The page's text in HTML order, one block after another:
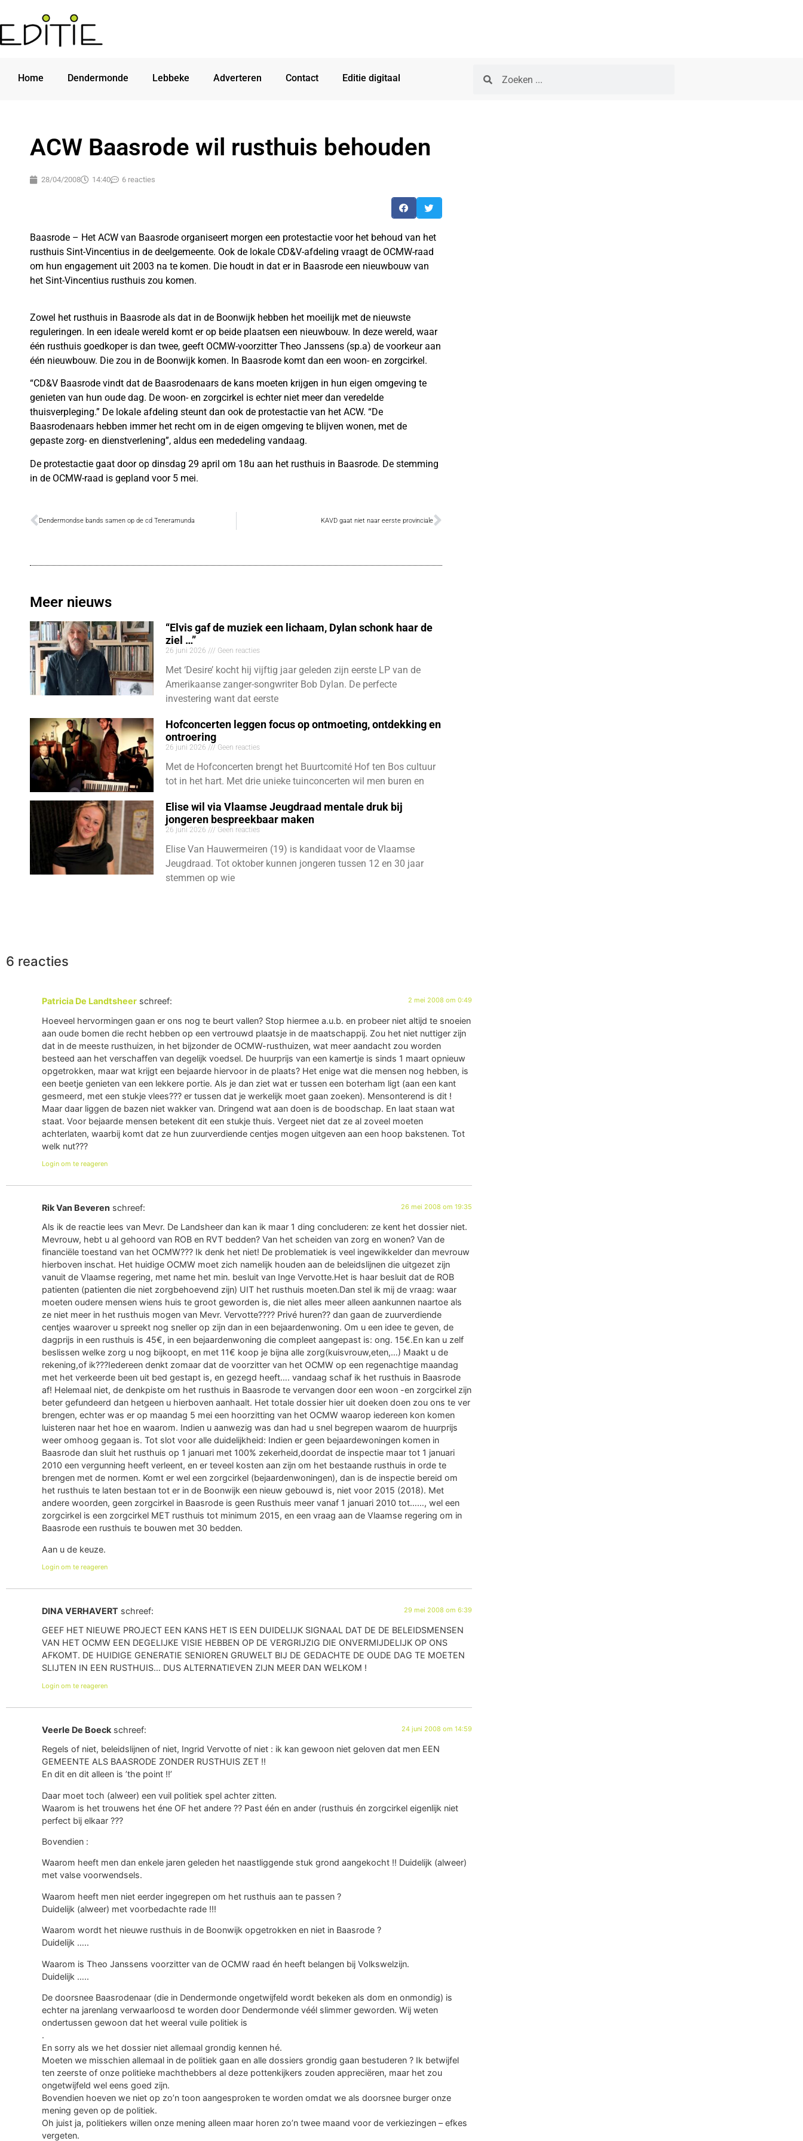
Home Dendermonde Lebbeke Adverteren Contact Editie digitaal
ACW Baasrode wil rusthuis behouden
28/04/2008 14:40 6 reacties
Baasrode – Het ACW van Baasrode organiseert morgen een protestactie voor het behoud van het
rusthuis Sint-Vincentius in de deelgemeente. Ook de lokale CD&V-afdeling vraagt de OCMW-raad
om hun engagement uit 2003 na te komen. Die houdt in dat er in Baasrode een nieuwbouw van
het Sint-Vincentius rusthuis zou komen.
Zowel het rusthuis in Baasrode als dat in de Boonwijk hebben het moeilijk met de nieuwste
reguleringen. In een ideale wereld komt er op beide plaatsen een nieuwbouw. In deze wereld, waar
één rusthuis goedkoper is dan twee, geeft OCMW-voorzitter Theo Janssens (sp.a) de voorkeur aan
één nieuwbouw. Die zou in de Boonwijk komen. In Baasrode komt dan een woon- en zorgcirkel.
“CD&V Baasrode vindt dat de Baasrodenaars de kans moeten krijgen in hun eigen omgeving te
genieten van hun oude dag. De woon- en zorgcirkel is echter niet meer dan veredelde
thuisverpleging.” De lokale afdeling steunt dan ook de protestactie van het ACW. “De
Baasrodenaars hebben immer het recht om in de eigen omgeving te blijven wonen, met de
gepaste zorg- en dienstverlening”, aldus een mededeling vandaag.
De protestactie gaat door op dinsdag 29 april om 18u aan het rusthuis in Baasrode. De stemming
in de OCMW-raad is gepland voor 5 mei.
Dendermondse bands samen op de cd Teneramunda KAVD gaat niet naar eerste provinciale
Meer nieuws
“Elvis gaf de muziek een lichaam, Dylan schonk haar de
ziel …”
26 juni 2026 Geen reacties
Met ‘Desire’ kocht hij vijftig jaar geleden zijn eerste LP van de
Amerikaanse zanger-songwriter Bob Dylan. De perfecte
investering want dat eerste
Hofconcerten leggen focus op ontmoeting, ontdekking en
ontroering
26 juni 2026 Geen reacties
Met de Hofconcerten brengt het Buurtcomité Hof ten Bos cultuur
tot in het hart. Met drie unieke tuinconcerten wil men buren en
Elise wil via Vlaamse Jeugdraad mentale druk bij
jongeren bespreekbaar maken
26 juni 2026 Geen reacties
Elise Van Hauwermeiren (19) is kandidaat voor de Vlaamse
Jeugdraad. Tot oktober kunnen jongeren tussen 12 en 30 jaar
stemmen op wie
6 reacties
Patricia De Landtsheer schreef: 2 mei 2008 om 0:49
Hoeveel hervormingen gaan er ons nog te beurt vallen? Stop hiermee a.u.b. en probeer niet altijd te snoeien
aan oude bomen die recht hebben op een vertrouwd plaatsje in de maatschappij. Zou het niet nuttiger zijn
dat in de meeste rusthuizen, in het bijzonder de OCMW-rusthuizen, wat meer aandacht zou worden
besteed aan het verschaffen van degelijk voedsel. De huurprijs van een kamertje is sinds 1 maart opnieuw
opgetrokken, maar wat krijgt een bejaarde hiervoor in de plaats? Het enige wat die mensen nog hebben, is
een beetje genieten van een lekkere portie. Als je dan ziet wat er tussen een boterham ligt (aan een kant
gesmeerd, met een stukje vlees??? er tussen dat je werkelijk moet gaan zoeken). Mensonterend is dit !
Maar daar liggen de bazen niet wakker van. Dringend wat aan doen is de boodschap. En laat staan wat
staat. Voor bejaarde mensen betekent dit een stukje thuis. Vergeet niet dat ze al zoveel moeten
achterlaten, waarbij komt dat ze hun zuurverdiende centjes mogen uitgeven aan een hoop bakstenen. Tot
welk nut???
Login om te reageren
Rik Van Beveren schreef: 26 mei 2008 om 19:35
Als ik de reactie lees van Mevr. De Landsheer dan kan ik maar 1 ding concluderen: ze kent het dossier niet.
Mevrouw, hebt u al gehoord van ROB en RVT bedden? Van het scheiden van zorg en wonen? Van de
financiële toestand van het OCMW??? Ik denk het niet! De problematiek is veel ingewikkelder dan mevrouw
hierboven inschat. Het huidige OCMW moet zich namelijk houden aan de beleidslijnen die uitgezet zijn
vanuit de Vlaamse regering, met name het min. besluit van Inge Vervotte.Het is haar besluit dat de ROB
patienten (patienten die niet zorgbehoevend zijn) UIT het rusthuis moeten.Dan stel ik mij de vraag: waar
moeten oudere mensen wiens huis te groot geworden is, die niet alles meer alleen aankunnen naartoe als
ze niet meer in het rusthuis mogen van Mevr. Vervotte???? Privé huren?? dan gaan de zuurverdiende
centjes waarover u spreekt nog sneller op zijn dan in een bejaardenwoning. Om u een idee te geven, de
dagprijs in een rusthuis is 45€, in een bejaardenwoning die compleet aangepast is: ong. 15€.En kan u zelf
beslissen welke zorg u nog bijkoopt, en met 11€ koop je bijna alle zorg(kuisvrouw,eten,…) Maakt u de
rekening,of ik???Iedereen denkt zomaar dat de voorzitter van het OCMW op een regenachtige maandag
met het verkeerde been uit bed gestapt is, en gezegd heeft…. vandaag schaf ik het rusthuis in Baasrode
af! Helemaal niet, de denkpiste om het rusthuis in Baasrode te vervangen door een woon -en zorgcirkel zijn
beter gefundeerd dan hetgeen u hierboven aanhaalt. Het totale dossier hier uit doeken doen zou ons te ver
brengen, echter was er op maandag 5 mei een hoorzitting van het OCMW waarop iedereen kon komen
luisteren naar het hoe en waarom. Indien u aanwezig was dan had u snel begrepen waarom de huurprijs
weer omhoog gegaan is. Tot slot voor alle duidelijkheid: Indien er geen bejaardewoningen komen in
Baasrode dan sluit het rusthuis op 1 januari met 100% zekerheid,doordat de inspectie maar tot 1 januari
2010 een vergunning heeft verleent, en er teveel kosten aan zijn om het bestaande rusthuis in orde te
brengen met de normen. Komt er wel een zorgcirkel (bejaardenwoningen), dan is de inspectie bereid om
het rusthuis te laten bestaan tot er in de Boonwijk een nieuw gebouwd is, niet voor 2015 (2018). Met
andere woorden, geen zorgcirkel in Baasrode is geen Rusthuis meer vanaf 1 januari 2010 tot……, wel een
zorgcirkel is een zorgcirkel MET rusthuis tot minimum 2015, en een vraag aan de Vlaamse regering om in
Baasrode een rusthuis te bouwen met 30 bedden.
Aan u de keuze.
Login om te reageren
DINA VERHAVERT schreef: 29 mei 2008 om 6:39
GEEF HET NIEUWE PROJECT EEN KANS HET IS EEN DUIDELIJK SIGNAAL DAT DE DE BELEIDSMENSEN
VAN HET OCMW EEN DEGELIJKE VISIE HEBBEN OP DE VERGRIJZIG DIE ONVERMIJDELIJK OP ONS
AFKOMT. DE HUIDIGE GENERATIE SENIOREN GRUWELT BIJ DE GEDACHTE DE OUDE DAG TE MOETEN
SLIJTEN IN EEN RUSTHUIS… DUS ALTERNATIEVEN ZIJN MEER DAN WELKOM !
Login om te reageren
Veerle De Boeck schreef: 24 juni 2008 om 14:59
Regels of niet, beleidslijnen of niet, Ingrid Vervotte of niet : ik kan gewoon niet geloven dat men EEN
GEMEENTE ALS BAASRODE ZONDER RUSTHUIS ZET !!
En dit en dit alleen is ’the point !!’
Daar moet toch (alweer) een vuil politiek spel achter zitten.
Waarom is het trouwens het éne OF het andere ?? Past één en ander (rusthuis én zorgcirkel eigenlijk niet
perfect bij elkaar ???
Bovendien :
Waarom heeft men dan enkele jaren geleden het naastliggende stuk grond aangekocht !! Duidelijk (alweer)
met valse voorwendsels.
Waarom heeft men niet eerder ingegrepen om het rusthuis aan te passen ?
Duidelijk (alweer) met voorbedachte rade !!!
Waarom wordt het nieuwe rusthuis in de Boonwijk opgetrokken en niet in Baasrode ?
Duidelijk …..
Waarom is Theo Janssens voorzitter van de OCMW raad én heeft belangen bij Volkswelzijn.
Duidelijk …..
De doorsnee Baasrodenaar (die in Dendermonde ongetwijfeld wordt bekeken als dom en onmondig) is
echter na jarenlang verwaarloosd te worden door Dendermonde véél slimmer geworden. Wij weten
ondertussen gewoon dat het weeral vuile politiek is
.
En sorry als we het dossier niet allemaal grondig kennen hé.
Moeten we misschien allemaal in de politiek gaan en alle dossiers grondig gaan bestuderen ? Ik betwijfel
ten zeerste of onze politieke machthebbers al deze pottenkijkers zouden appreciëren, maar het zou
ongetwijfeld wel eens goed zijn.
Bovendien hoeven we niet op zo’n toon aangesproken te worden omdat we als doorsnee burger onze
mening geven op de politiek.
Oh juist ja, politiekers willen onze mening alleen maar horen zo’n twee maand voor de verkiezingen – efkes
vergeten.